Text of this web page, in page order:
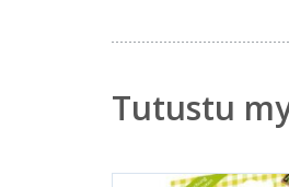
Tutustu